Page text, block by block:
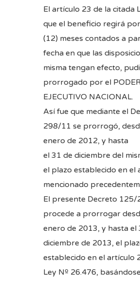
El artículo 23 de la citada
que el beneficio regirá
(12) meses contados a
fecha en que las
misma tengan efecto,
prorrogado por el PODER
EJECUTIVO NACIONAL.
Así fue que mediante el
298/11 se prorrogó,
enero de 2012, y hasta
el 31 de diciembre del
el plazo establecido en el
mencionado
El presente Decreto 125/
procede a prorrogar
enero de 2013, y hasta el
diciembre de 2013, el
establecido en el artículo
Ley Nº 26.476,